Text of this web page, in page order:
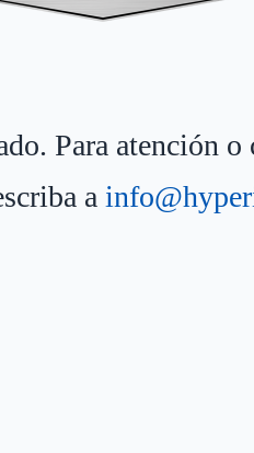
Para atención o
a